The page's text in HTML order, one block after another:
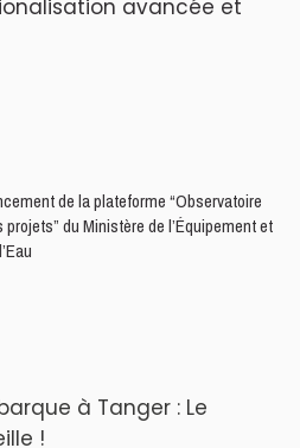
Exclusif à Tanger :
Cet été !
nouveau spectacle